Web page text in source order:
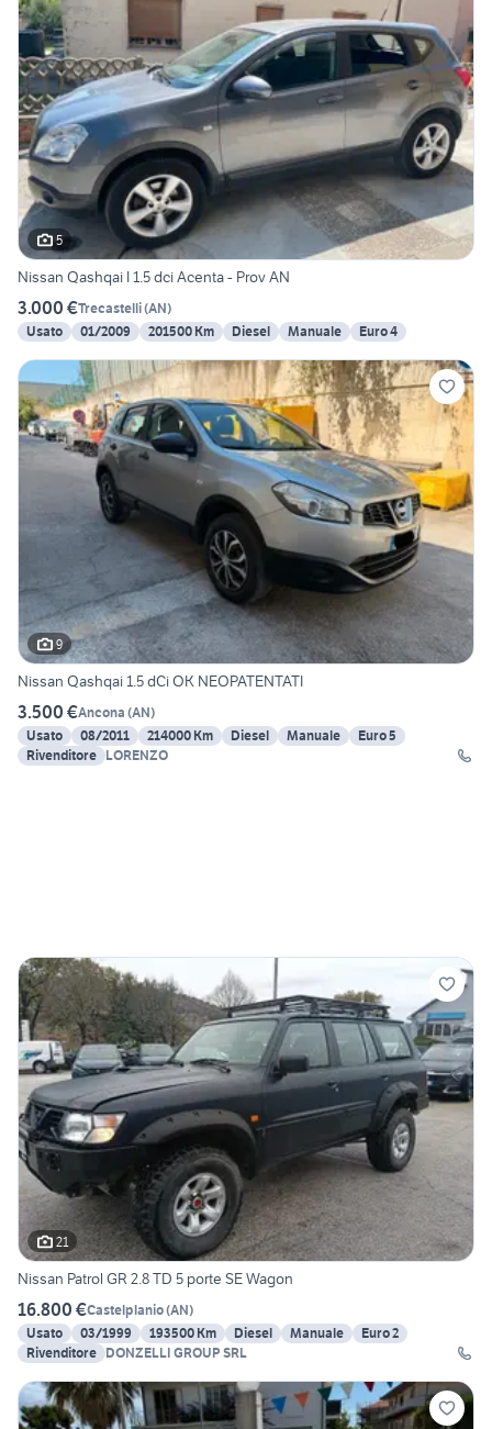
5
Nissan Qashqai I 1.5 dci Acenta - Prov AN
3.000 €Trecastelli(AN)
Usato
01/2009 201500 Km Diesel Manuale Euro 4
9
Nissan Qashqai 1.5 dCi OK NEOPATENTATI
3.500 €Ancona (AN)
Usato
08/2011 214000 Km Diesel Manuale
Euro 5
Rivenditore LORENZO
21
Nissan Patrol GR 2.8 TD 5 porte SE Wagon
16.800 €Castelplanio(AN)
Usato
03/1999 193500 Km Diesel Manuale
Euro 2
Rivenditore DONZELLI GROUP SRL